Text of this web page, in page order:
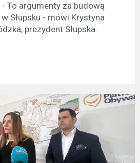
To argumenty za budową
Słupsku - mówi Krystyna
prezydent Słupska.